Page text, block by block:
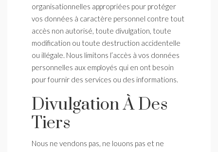
organisationnelles appropriées pour protéger
vos données à caractère personnel contre tout
accès non autorisé, toute divulgation, toute
modification ou toute destruction accidentelle
ou illégale. Nous limitons l’accès à vos données
personnelles aux employés qui en ont besoin
pour fournir des services ou des informations.
Divulgation À Des
Tiers
Nous ne vendons pas, ne louons pas et ne